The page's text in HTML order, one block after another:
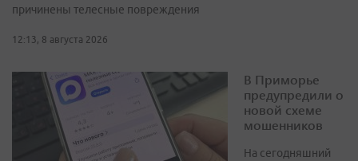
причинены телесные повреждения
12:13, 8 августа 2026
В Приморье
предупредили о
новой схеме
мошенников
На сегодняшний